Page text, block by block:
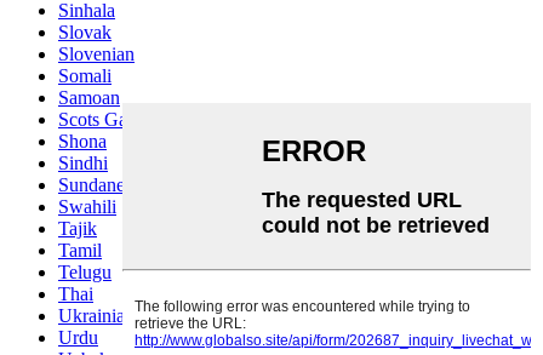
Sinhala
Slovak
Slovenian
Somali
Samoan
Scots Gaelic
Shona
Sindhi
Sundanese
Swahili
Tajik
Tamil
Telugu
Thai
Ukrainian
Urdu